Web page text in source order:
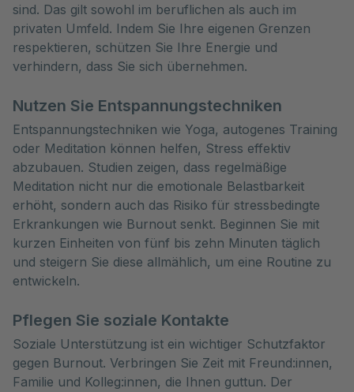
sind. Das gilt sowohl im beruflichen als auch im
privaten Umfeld. Indem Sie Ihre eigenen Grenzen
respektieren, schützen Sie Ihre Energie und
verhindern, dass Sie sich übernehmen.
Nutzen Sie Entspannungstechniken
Entspannungstechniken wie Yoga, autogenes Training
oder Meditation können helfen, Stress effektiv
abzubauen. Studien zeigen, dass regelmäßige
Meditation nicht nur die emotionale Belastbarkeit
erhöht, sondern auch das Risiko für stressbedingte
Erkrankungen wie Burnout senkt. Beginnen Sie mit
kurzen Einheiten von fünf bis zehn Minuten täglich
und steigern Sie diese allmählich, um eine Routine zu
entwickeln.
Pflegen Sie soziale Kontakte
Soziale Unterstützung ist ein wichtiger Schutzfaktor
gegen Burnout. Verbringen Sie Zeit mit Freund:innen,
Familie und Kolleg:innen, die Ihnen guttun. Der